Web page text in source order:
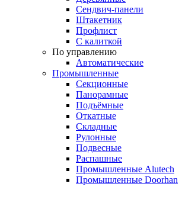
Сендвич-панели
Штакетник
Профлист
С калиткой
По управлению
Автоматические
Промышленные
Секционные
Панорамные
Подъёмные
Откатные
Складные
Рулонные
Подвесные
Распашные
Промышленные Alutech
Промышленные Doorhan